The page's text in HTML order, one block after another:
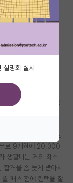
많이 봤습니다. 그
하나랑 t60정도
로 9개월에 20,000
활비는 거의 최소
격을 좀 늦게 받아서
퀄 패스 전에 컨택을 잘
명회 실시